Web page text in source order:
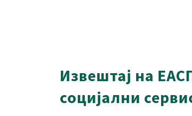
Извештај на
социјални